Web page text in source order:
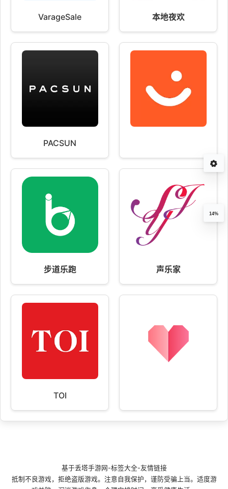
VarageSale 本地夜欢
PACSUN
步道乐跑 声乐家
TOI
14%
基于丢塔手游网 -标签大全-友情链接
抵制不良游戏，拒绝盗版游戏。注意自我保护，谨防受骗上当。适度游